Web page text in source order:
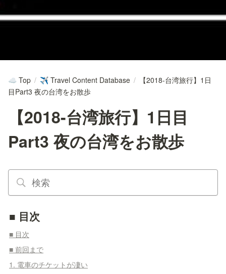
☁️ Top / ✈️ Travel Content Database /
【2018-台湾旅行】1日
目Part3 夜の台湾をお散歩
【2018-台湾旅行】1日目
Part3 夜の台湾をお散歩
■ 目次
■ 目次
■ 前回まで
1. 電車のチケットが凄い